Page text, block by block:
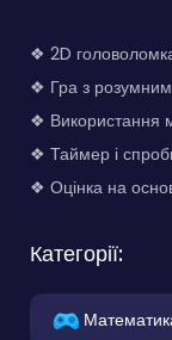
❖ 2D
❖ Гра з
❖ Використання
❖ Таймер і
❖ Оцінка на
Категорії: